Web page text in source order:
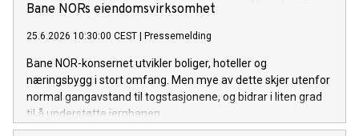
Bane NORs eiendomsvirksomhet
25.6.2026 10:30:00 CEST Pressemelding
Bane NOR-konsernet utvikler boliger, hoteller og
næringsbygg i stort omfang. Men mye av dette skjer utenfor
normal gangavstand til togstasjonene, og bidrar i liten grad
til å understøtte jernbanen.